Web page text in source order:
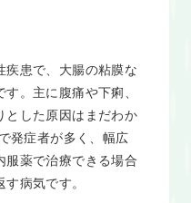
疾患で、大腸の粘膜な
。主に腹痛や下痢、
とした原因はまだわか
発症者が多く、幅広
服薬で治療できる場合
病気です。